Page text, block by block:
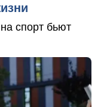
спорт бьют